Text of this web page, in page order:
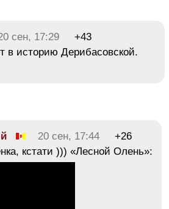
сен, 17:29
+43
в историю Дерибасовской.
20 сен, 17:44
+26
кстати ))) «Лесной Олень»: